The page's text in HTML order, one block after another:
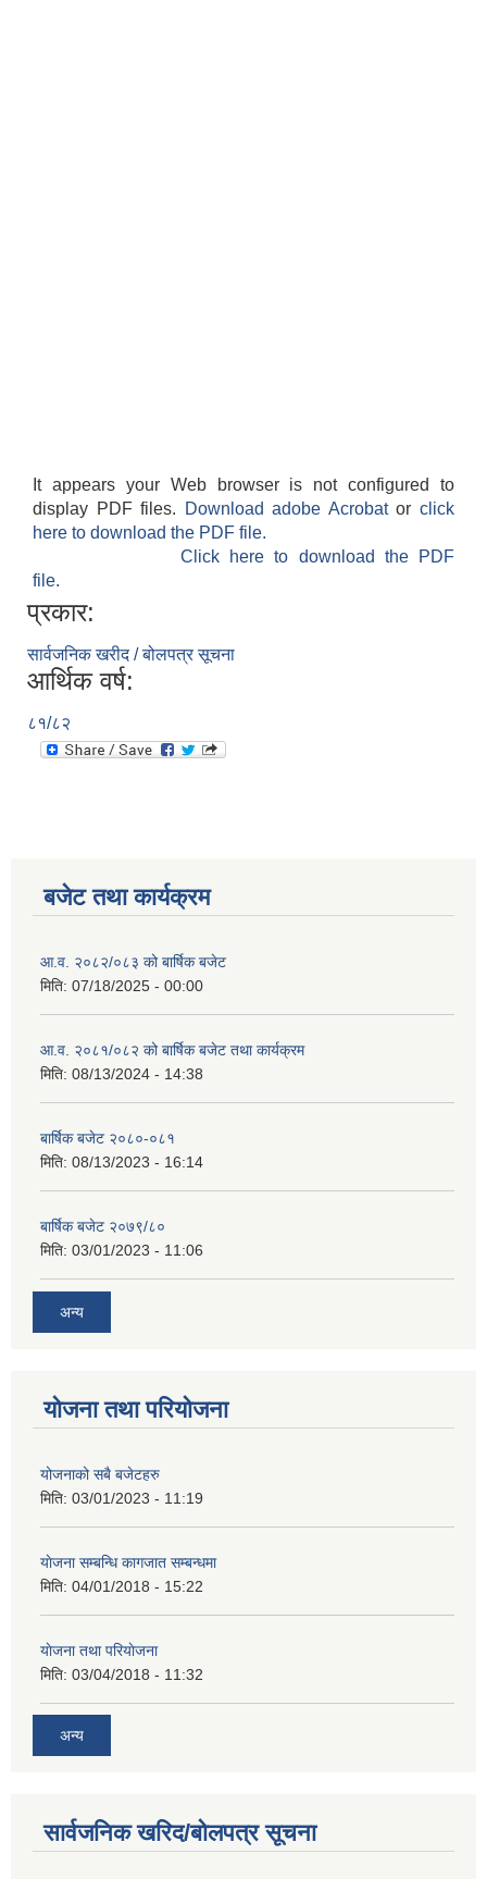
It appears your Web browser is not configured to
display PDF files.
Download adobe Acrobatorclick
here to download the PDF file.
Click here to download the PDF
file.
प्रकार:
सार्वजनिक खरीद / बोलपत्र सूचना
आर्थिक वर्ष:
८१/८२
बजेट तथा कार्यक्रम
आ.व. २०८२/०८३ को बार्षिक बजेट
मिति: 07/18/2025 - 00:00
आ.व. २०८१/०८२ को बार्षिक बजेट तथा कार्यक्रम
मिति: 08/13/2024 - 14:38
बार्षिक बजेट २०८०-०८१
मिति: 08/13/2023 - 16:14
बार्षिक बजेट २०७९/८०
मिति: 03/01/2023 - 11:06
अन्य
योजना तथा परियोजना
योजनाको सबै बजेटहरु
मिति: 03/01/2023 - 11:19
याेजना सम्बन्धि कागजात सम्बन्धमा
मिति: 04/01/2018 - 15:22
याेजना तथा परियाेजना
मिति: 03/04/2018 - 11:32
अन्य
सार्वजनिक खरिद/बोलपत्र सूचना